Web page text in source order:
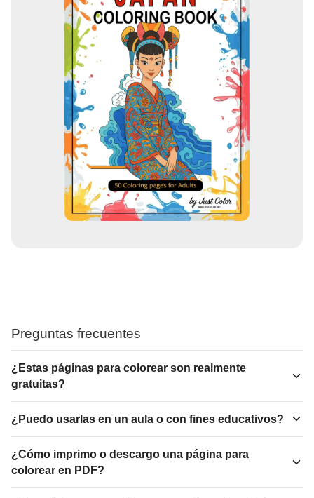
Preguntas frecuentes
¿Estas páginas para colorear son realmente
gratuitas?
¿Puedo usarlas en un aula o con fines educativos?
¿Cómo imprimo o descargo una página para
colorear en PDF?